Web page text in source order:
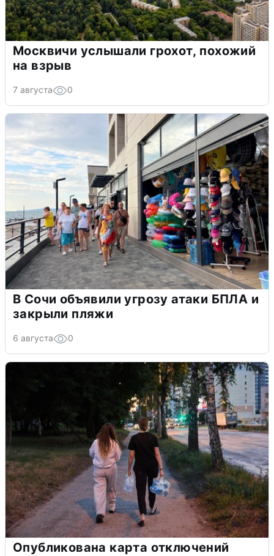
Москвичи услышали грохот, похожий
на взрыв
7 августа 0
В Сочи объявили угрозу атаки БПЛА и
закрыли пляжи
6 августа 0
Опубликована карта отключений